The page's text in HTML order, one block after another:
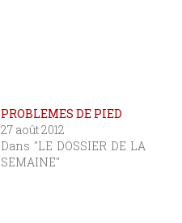
PROBLEMES DE PIED
27 août 2012
Dans "LE DOSSIER DE LA
SEMAINE"